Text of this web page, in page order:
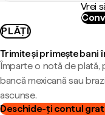
Vrei
PLĂȚI
Trimite și primește bani
Împarte o notă de
bancă mexicană sau
ascunse.
Deschide-ți contul